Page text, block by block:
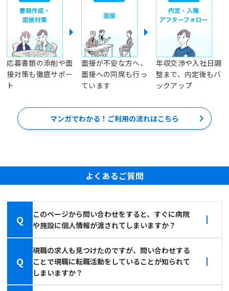
応募書類の添削や面
接対策も徹底サポー
ト
面接が不安な方へ、
面接への同席も行っ
ています
年収交渉や入社日調
整まで、内定後もバ
ックアップ
マンガでわかる！ご利用の流れはこちら
よくあるご質問
Q
このページから問い合わせをすると、すぐに病院
や施設に個人情報が渡されてしまいますか？
Q
現職の求人も見つけたのですが、問い合わせする
ことで現職に転職活動をしていることが知られて
しまいますか？